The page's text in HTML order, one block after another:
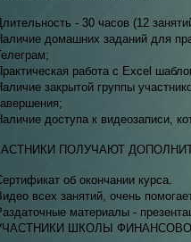
- 30 часов (12
домашних заданий для
работа с Excel
закрытой группы
доступа к видеозаписи,
ПОЛУЧАЮТ
об окончании курса.
всех занятий, очень
материалы -
ШКОЛЫ